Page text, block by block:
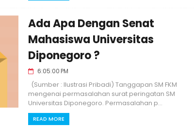
Ada Apa Dengan Senat
Mahasiswa Universitas
Diponegoro ?
6:05:00 PM
(Sumber : Ilustrasi Pribadi) Tanggapan SM FKM
mengenai permasalahan surat peringatan SM
Universitas Diponegoro. Permasalahan p...
READ MORE